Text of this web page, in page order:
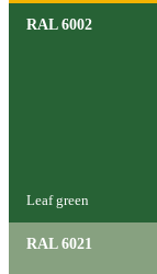
RAL 6002
Leaf green
RAL 6021